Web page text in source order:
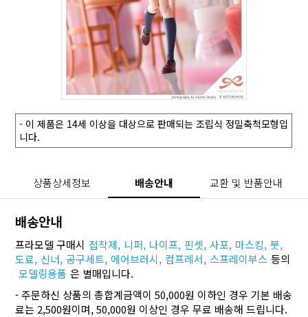
- 이 제품은 14세 이상을 대상으로 판매되는 조립식 정밀축척모형입
니다.
상품상세정보 배송안내 교환 및 반품안내
배송안내
프라모델 구매시 접착제, 니퍼, 나이프, 핀셋, 사포, 마스킹, 붓,
도료, 신너, 공구세트, 에어브러시, 컴프레서, 스프레이부스 등의
모델링용품 은 별매입니다.
- 주문하신 상품의 총합계금액이 50,000원 이하인 경우 기본 배송
료는 2,500원이며, 50,000원 이상인 경우 무료 배송해 드립니다.